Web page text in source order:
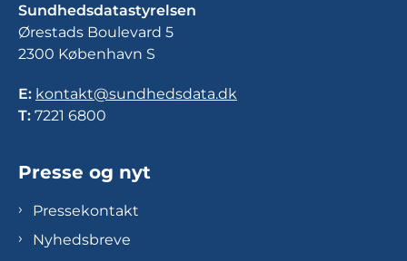
Sundhedsdatastyrelsen
Ørestads Boulevard 5
2300 København S
E: kontakt@sundhedsdata.dk
T: 7221 6800
Presse og nyt
Pressekontakt
Nyhedsbreve